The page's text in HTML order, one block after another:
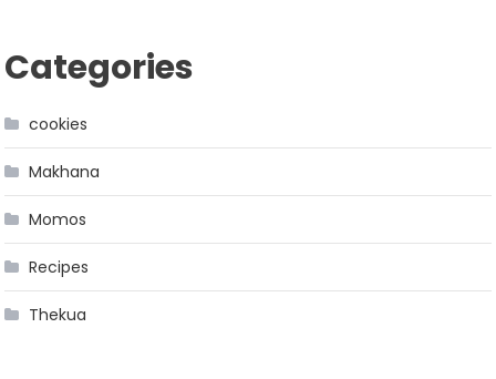
Categories
cookies
Makhana
Momos
Recipes
Thekua